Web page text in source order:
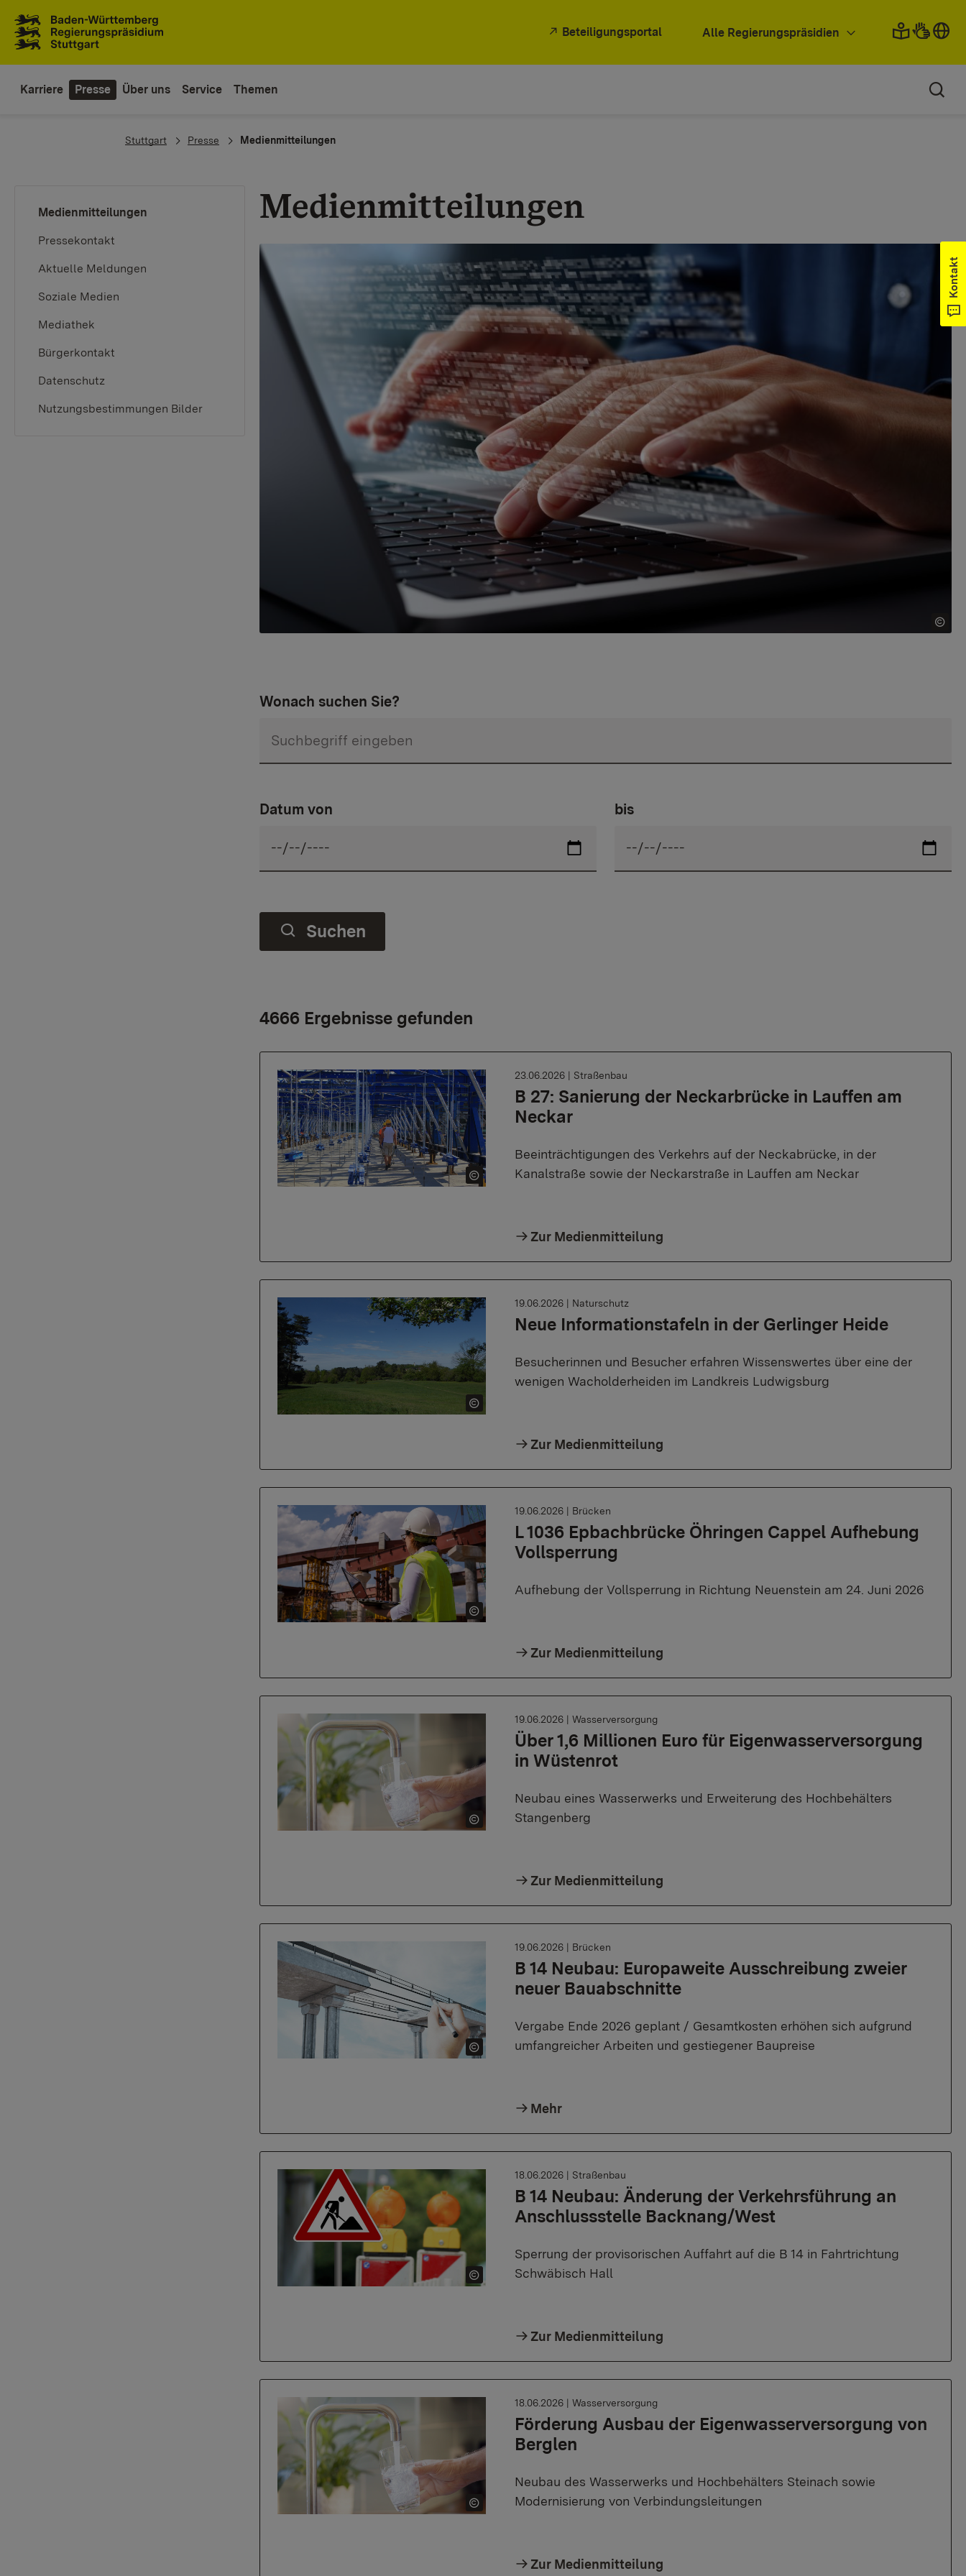
Beteiligungsportal Alle Regierungspräsidien
Karriere Presse Über uns Service Themen
You are here:
Stuttgart Presse Medienmitteilungen
Medienmitteilungen
Pressekontakt
Aktuelle Meldungen
Soziale Medien
Mediathek
Bürgerkontakt
Datenschutz
Nutzungsbestimmungen Bilder
Medienmitteilungen
Wonach suchen Sie?
Datum von bis
Suchen
4666 Ergebnisse gefunden
B 27: Sanierung der Neckarbrücke in Lauffen am
Neckar
23.06.2026 | Straßenbau
Beeinträchtigungen des Verkehrs auf der Neckabrücke, in der
Kanalstraße sowie der Neckarstraße in Lauffen am Neckar
Zur Medienmitteilung
Neue Informationstafeln in der Gerlinger Heide
19.06.2026 | Naturschutz
Besucherinnen und Besucher erfahren Wissenswertes über eine der
wenigen Wacholderheiden im Landkreis Ludwigsburg
Zur Medienmitteilung
L 1036 Epbachbrücke Öhringen Cappel Aufhebung
Vollsperrung
19.06.2026 | Brücken
Aufhebung der Vollsperrung in Richtung Neuenstein am 24. Juni 2026
Zur Medienmitteilung
Über 1,6 Millionen Euro für Eigenwasserversorgung
in Wüstenrot
19.06.2026 | Wasserversorgung
Neubau eines Wasserwerks und Erweiterung des Hochbehälters
Stangenberg
Zur Medienmitteilung
B 14 Neubau: Europaweite Ausschreibung zweier
neuer Bauabschnitte
19.06.2026 | Brücken
Vergabe Ende 2026 geplant / Gesamtkosten erhöhen sich aufgrund
umfangreicher Arbeiten und gestiegener Baupreise
Mehr
B 14 Neubau: Änderung der Verkehrsführung an
Anschlussstelle Backnang/West
18.06.2026 | Straßenbau
Sperrung der provisorischen Auffahrt auf die B 14 in Fahrtrichtung
Schwäbisch Hall
Zur Medienmitteilung
Förderung Ausbau der Eigenwasserversorgung von
Berglen
18.06.2026 | Wasserversorgung
Neubau des Wasserwerks und Hochbehälters Steinach sowie
Modernisierung von Verbindungsleitungen
Zur Medienmitteilung
Kontakt